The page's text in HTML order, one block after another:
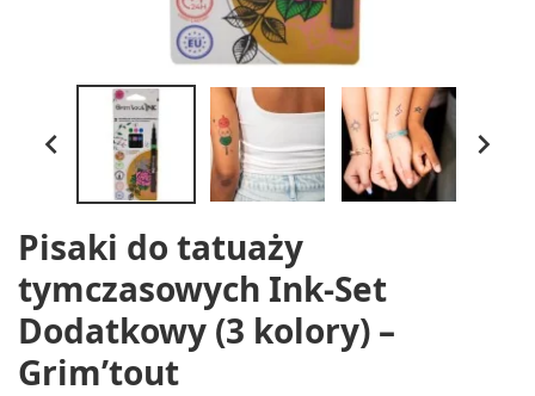
 
Pisaki do tatuaży
tymczasowych Ink-Set
Dodatkowy (3 kolory) –
Grim’tout